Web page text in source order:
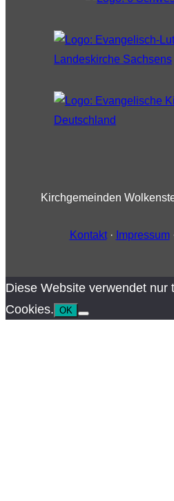
Kirchgemeinden
Kontakt· Impressum
Diese Website verwendet nur
Cookies. OK